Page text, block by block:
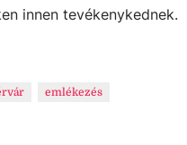
innen tevékenykednek.
emlékezés